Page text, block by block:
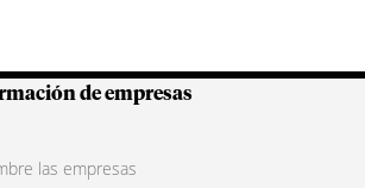
Colombianas
de empresas